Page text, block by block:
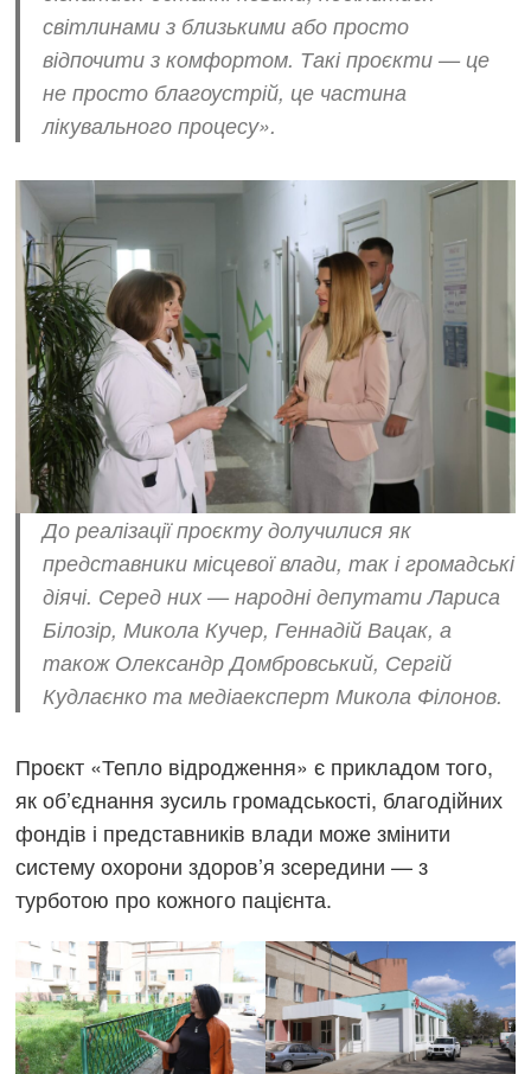
світлинами з близькими або просто
відпочити з комфортом. Такі проєкти — це
не просто благоустрій, це частина
лікувального процесу».
До реалізації проєкту долучилися як
представники місцевої влади, так і громадські
діячі. Серед них — народні депутати Лариса
Білозір, Микола Кучер, Геннадій Вацак, а
також Олександр Домбровський, Сергій
Кудлаєнко та медіаексперт Микола Філонов.
Проєкт «Тепло відродження» є прикладом того,
як об’єднання зусиль громадськості, благодійних
фондів і представників влади може змінити
систему охорони здоров’я зсередини — з
турботою про кожного пацієнта.